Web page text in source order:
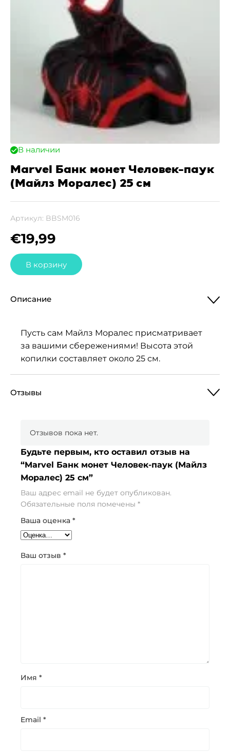
В наличии
Marvel Банк монет Человек-паук
(Майлз Моралес) 25 см
Артикул: BBSM016
€19,99
В корзину
Описание
Пусть сам Майлз Моралес присматривает
за вашими сбережениями! Высота этой
копилки составляет около 25 см.
Отзывы
Отзывов пока нет.
Будьте первым, кто оставил отзыв на
“Marvel Банк монет Человек-паук (Майлз
Моралес) 25 см”
Ваш адрес email не будет опубликован.
Обязательные поля помечены *
Ваша оценка *
Ваш отзыв *
Имя *
Email *